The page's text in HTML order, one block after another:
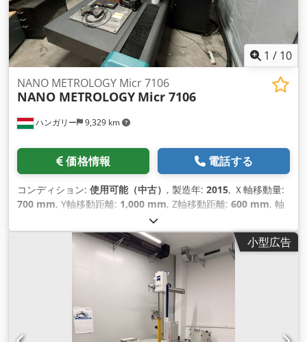
1 / 10
ハンガリー 9,329 km
NANO METROLOGY Micr 7106
NANO METROLOGY Micr 7106
価格情報 電話する
コンディション: 使用可能（中古） , 製造年: 2015, Ｘ軸移動量:
700 mm, Y軸移動距離: 1,000 mm, Z軸移動距離: 600 mm, 軸
小型広告